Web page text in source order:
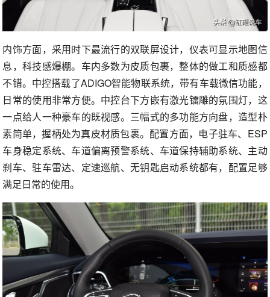
内饰方面，采用时下最流行的双联屏设计，仪表可显示地图信
息，科技感爆棚。车内多数为皮质包裹，整体的做工和质感都
不错。中控搭载了ADIGO智能物联系统，带有车载微信功能，
日常的使用非常方便。中控台下方嵌有激光镭雕的氛围灯，这
一点给人一种豪车的既视感。三幅式的多功能方向盘，造型朴
素简单，握柄处为真皮材质包裹。配置方面，电子驻车、ESP
车身稳定系统、车道偏离预警系统、车道保持辅助系统、主动
刹车、驻车雷达、定速巡航、无钥匙启动系统都有，配置足够
满足日常的使用。